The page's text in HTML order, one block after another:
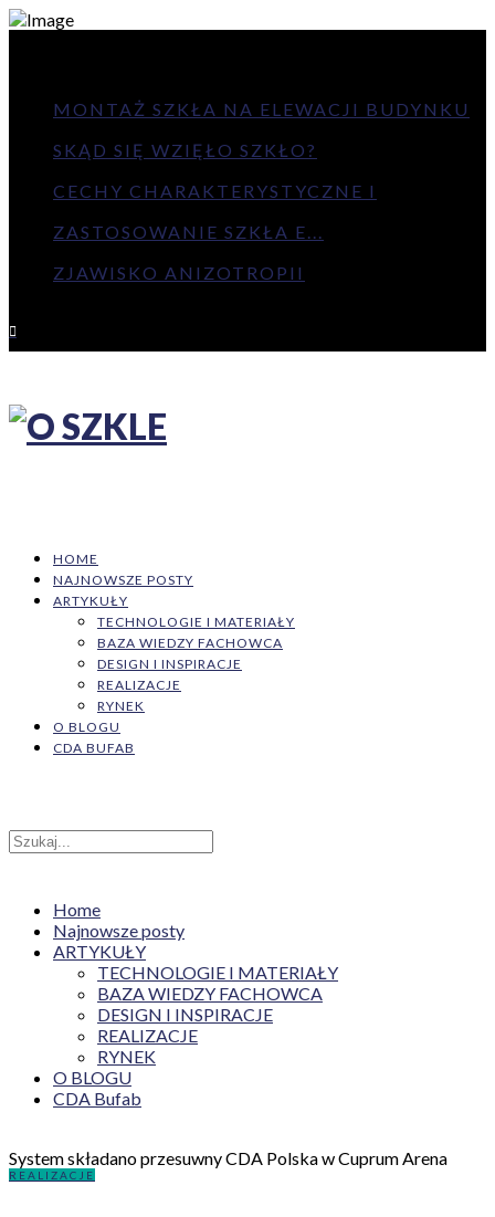
MONTAŻ SZKŁA NA ELEWACJI BUDYNKU
SKĄD SIĘ WZIĘŁO SZKŁO?
CECHY CHARAKTERYSTYCZNE I
ZASTOSOWANIE SZKŁA E...
ZJAWISKO ANIZOTROPII
HOME
NAJNOWSZE POSTY
ARTYKUŁY
TECHNOLOGIE I MATERIAŁY
BAZA WIEDZY FACHOWCA
DESIGN I INSPIRACJE
REALIZACJE
RYNEK
O BLOGU
CDA BUFAB
Home
Najnowsze posty
ARTYKUŁY
TECHNOLOGIE I MATERIAŁY
BAZA WIEDZY FACHOWCA
DESIGN I INSPIRACJE
REALIZACJE
RYNEK
O BLOGU
CDA Bufab
System składano przesuwny CDA Polska w Cuprum Arena
REALIZACJE